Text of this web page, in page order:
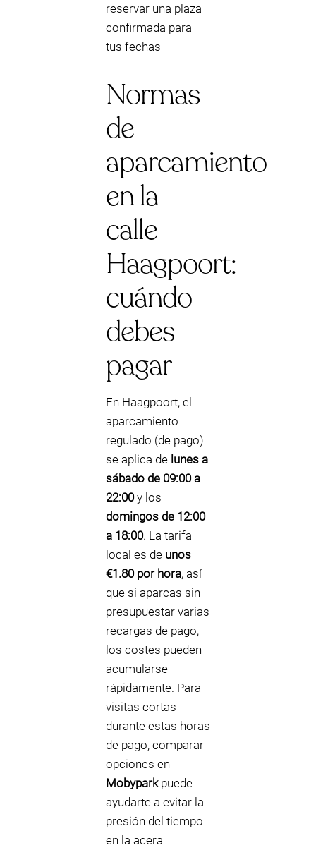
reservar una plaza
confirmada para
tus fechas
Normas
de
aparcamiento
en la
calle
Haagpoort:
cuándo
debes
pagar
En Haagpoort, el
aparcamiento
regulado (de pago)
se aplica de lunes a
sábado de 09:00 a
22:00y los
domingos de 12:00
a 18:00. La tarifa
local es de unos
€1.80 por hora, así
que si aparcas sin
presupuestar varias
recargas de pago,
los costes pueden
acumularse
rápidamente. Para
visitas cortas
durante estas horas
de pago, comparar
opciones en
Mobyparkpuede
ayudarte a evitar la
presión del tiempo
en la acera